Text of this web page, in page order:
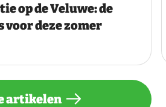
op de Veluwe: de
deze zomer
artikelen